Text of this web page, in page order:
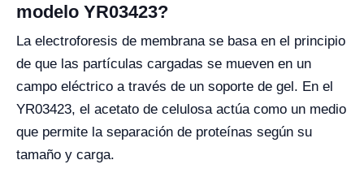
modelo YR03423?
La electroforesis de membrana se basa en el principio
de que las partículas cargadas se mueven en un
campo eléctrico a través de un soporte de gel. En el
YR03423, el acetato de celulosa actúa como un medio
que permite la separación de proteínas según su
tamaño y carga.